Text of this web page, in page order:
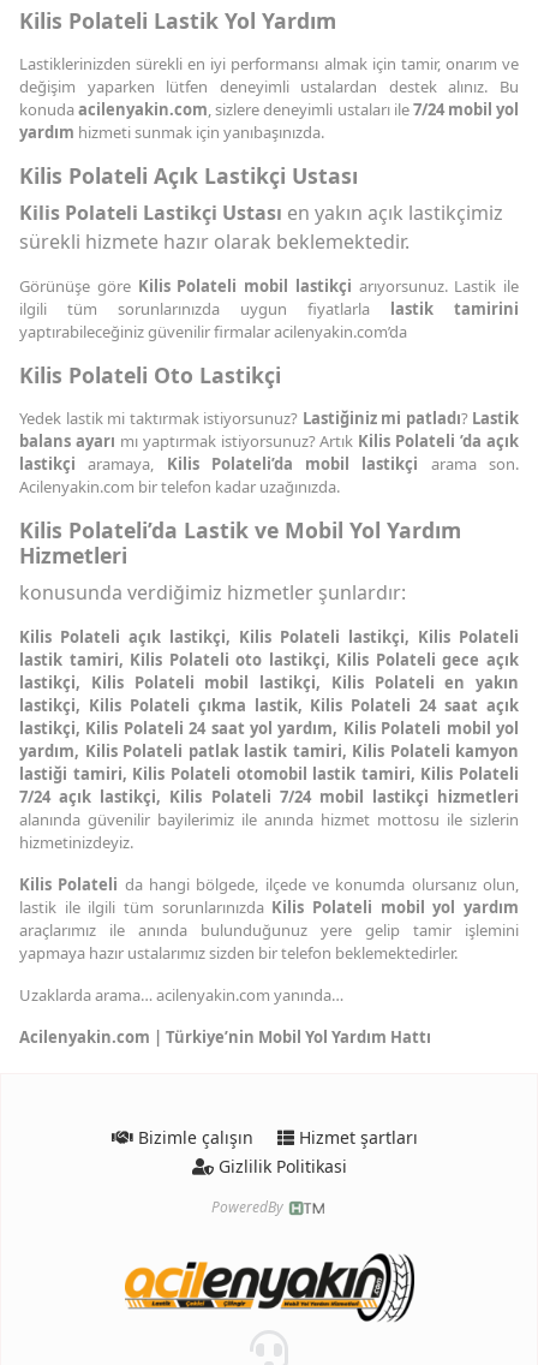
Kilis Polateli Lastik Yol Yardım
Lastiklerinizden sürekli en iyi performansı almak için tamir, onarım ve
değişim yaparken lütfen deneyimli ustalardan destek alınız. Bu
konudaacilenyakin.com, sizlere deneyimli ustaları ile7/24 mobil yol
yardım hizmeti sunmak için yanıbaşınızda.
Kilis Polateli Açık Lastikçi Ustası
Kilis Polateli Lastikçi Ustası en yakın açık lastikçimiz
sürekli hizmete hazır olarak beklemektedir.
Görünüşe göreKilis Polateli mobil lastikçi arıyorsunuz. Lastik ile
ilgili tüm sorunlarınızda uygun fiyatlarla lastik tamirini
yaptırabileceğiniz güvenilir firmalar acilenyakin.com’da
Kilis Polateli Oto Lastikçi
Yedek lastik mi taktırmak istiyorsunuz? Lastiğiniz mi patladı? Lastik
balans ayarı mı yaptırmak istiyorsunuz? Artık Kilis Polateli ’da açık
lastikçiaramaya, Kilis Polateli’da mobil lastikçi arama son.
Acilenyakin.com bir telefon kadar uzağınızda.
Kilis Polateli’da Lastik ve Mobil Yol Yardım
Hizmetleri
konusunda verdiğimiz hizmetler şunlardır:
Kilis Polateli açık lastikçi, Kilis Polateli lastikçi, Kilis Polateli
lastik tamiri, Kilis Polateli oto lastikçi, Kilis Polateli gece açık
lastikçi, Kilis Polateli mobil lastikçi, Kilis Polateli en yakın
lastikçi, Kilis Polateli çıkma lastik, Kilis Polateli 24 saat açık
lastikçi, Kilis Polateli 24 saat yol yardım, Kilis Polateli mobil yol
yardım, Kilis Polateli patlak lastik tamiri, Kilis Polateli kamyon
lastiği tamiri, Kilis Polateli otomobil lastik tamiri, Kilis Polateli
7/24 açık lastikçi, Kilis Polateli 7/24 mobil lastikçi hizmetleri
alanında güvenilir bayilerimiz ile anında hizmet mottosu ile sizlerin
hizmetinizdeyiz.
Kilis Polateli da hangi bölgede, ilçede ve konumda olursanız olun,
lastik ile ilgili tüm sorunlarınızda Kilis Polateli mobil yol yardım
araçlarımız ile anında bulunduğunuz yere gelip tamir işlemini
yapmaya hazır ustalarımız sizden bir telefon beklemektedirler.
Uzaklarda arama… acilenyakin.com yanında…
Acilenyakin.com | Türkiye’nin Mobil Yol Yardım Hattı
Bizimle çalışın
Hizmet şartları
Gizlilik Politikasi
PoweredBy